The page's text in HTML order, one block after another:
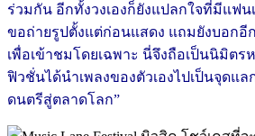
ร่วมกัน อีกทั้งวงเองก็ยังแปลกใจที่มีแฟ
ขอถ่ายรูปตั้งแต่ก่อนแสดง แถมยังบอกอี
เพื่อเข้าชมโดยเฉพาะ นี่จึงถือเป็นนิมิต
ฟิวชั่นได้นำเพลงของตัวเองไปเป็นจุดแ
ดนตรีสู่ตลาดโลก”